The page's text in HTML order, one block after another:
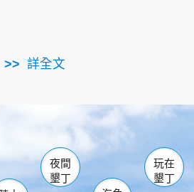
詳全文
南仁湖
佳樂水
中心 森林遊樂區
墾管處遊客中心
社頂公園 風吹沙
船帆石 龍磐公園
香蕉灣
砂島
鵝鑾鼻
夜間
墾丁
玩在
墾丁